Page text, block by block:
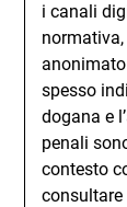
i canali
spesso
dogana e
penali
contesto